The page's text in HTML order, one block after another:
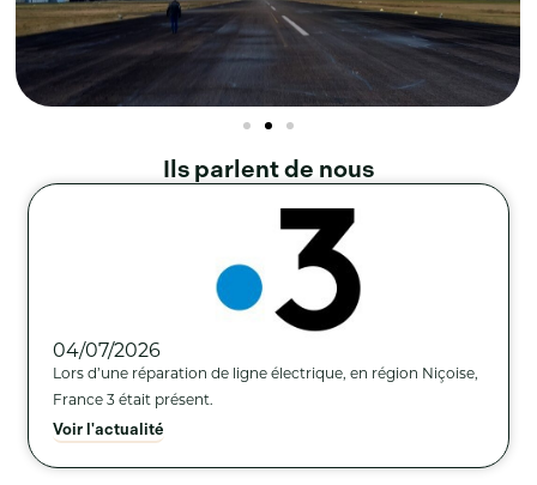
Ils parlent de nous
04/07/2026
Lors d’une réparation de ligne électrique, en région Niçoise,
France 3 était présent.
Voir l'actualité